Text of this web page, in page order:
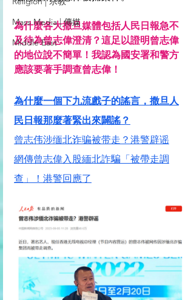
Mass Media | 傳媒
Middle East
為什麼各大撒旦媒體包括人民日報急不
及待為曾志偉澄清？這足以證明曾志偉
的地位說不簡單！我認為國安署和警方
應該要著手調查曾志偉！
為什麼一個下九流戲子的謠言，撒旦人
民日報那麼著緊出來闢謠？
曾志伟涉缅北诈骗被带走？港警辟谣
網傳曾志偉入股緬北詐騙「被帶走調
查」！港警回應了